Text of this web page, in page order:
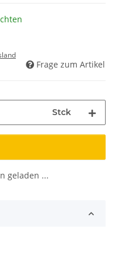
Frage zum Artikel
Stck
geladen ...